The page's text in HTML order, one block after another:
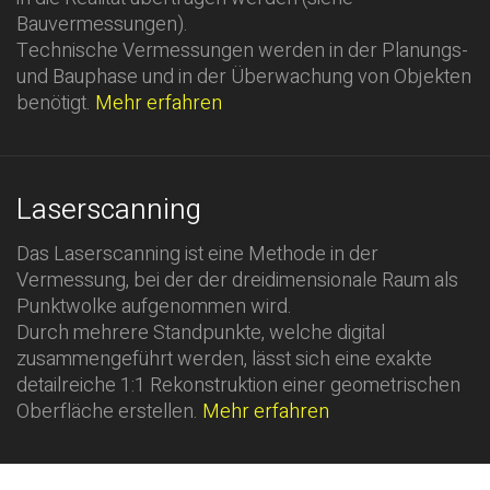
Bauvermessungen).
Technische Vermessungen werden in der Planungs-
und Bauphase und in der Überwachung von Objekten
benötigt. Mehr erfahren
Laserscanning
Das Laserscanning ist eine Methode in der
Vermessung, bei der der dreidimensionale Raum als
Punktwolke aufgenommen wird.
Durch mehrere Standpunkte, welche digital
zusammengeführt werden, lässt sich eine exakte
detailreiche 1:1 Rekonstruktion einer geometrischen
Oberfläche erstellen. Mehr erfahren